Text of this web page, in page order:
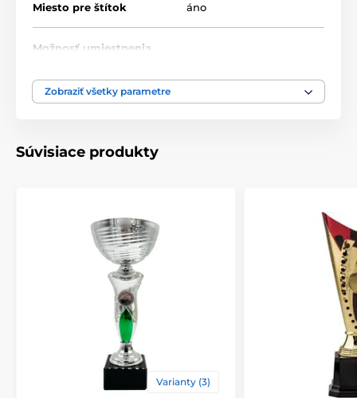
Miesto pre štítok áno
Možnosť umiestnenia
Priemer cm 8.5-8.5-8.5-10-10
Výška cm
Typ ocenenia
Spôsob personalizácie
Zobraziť všetky parametre
Súvisiace produkty
Varianty (3)